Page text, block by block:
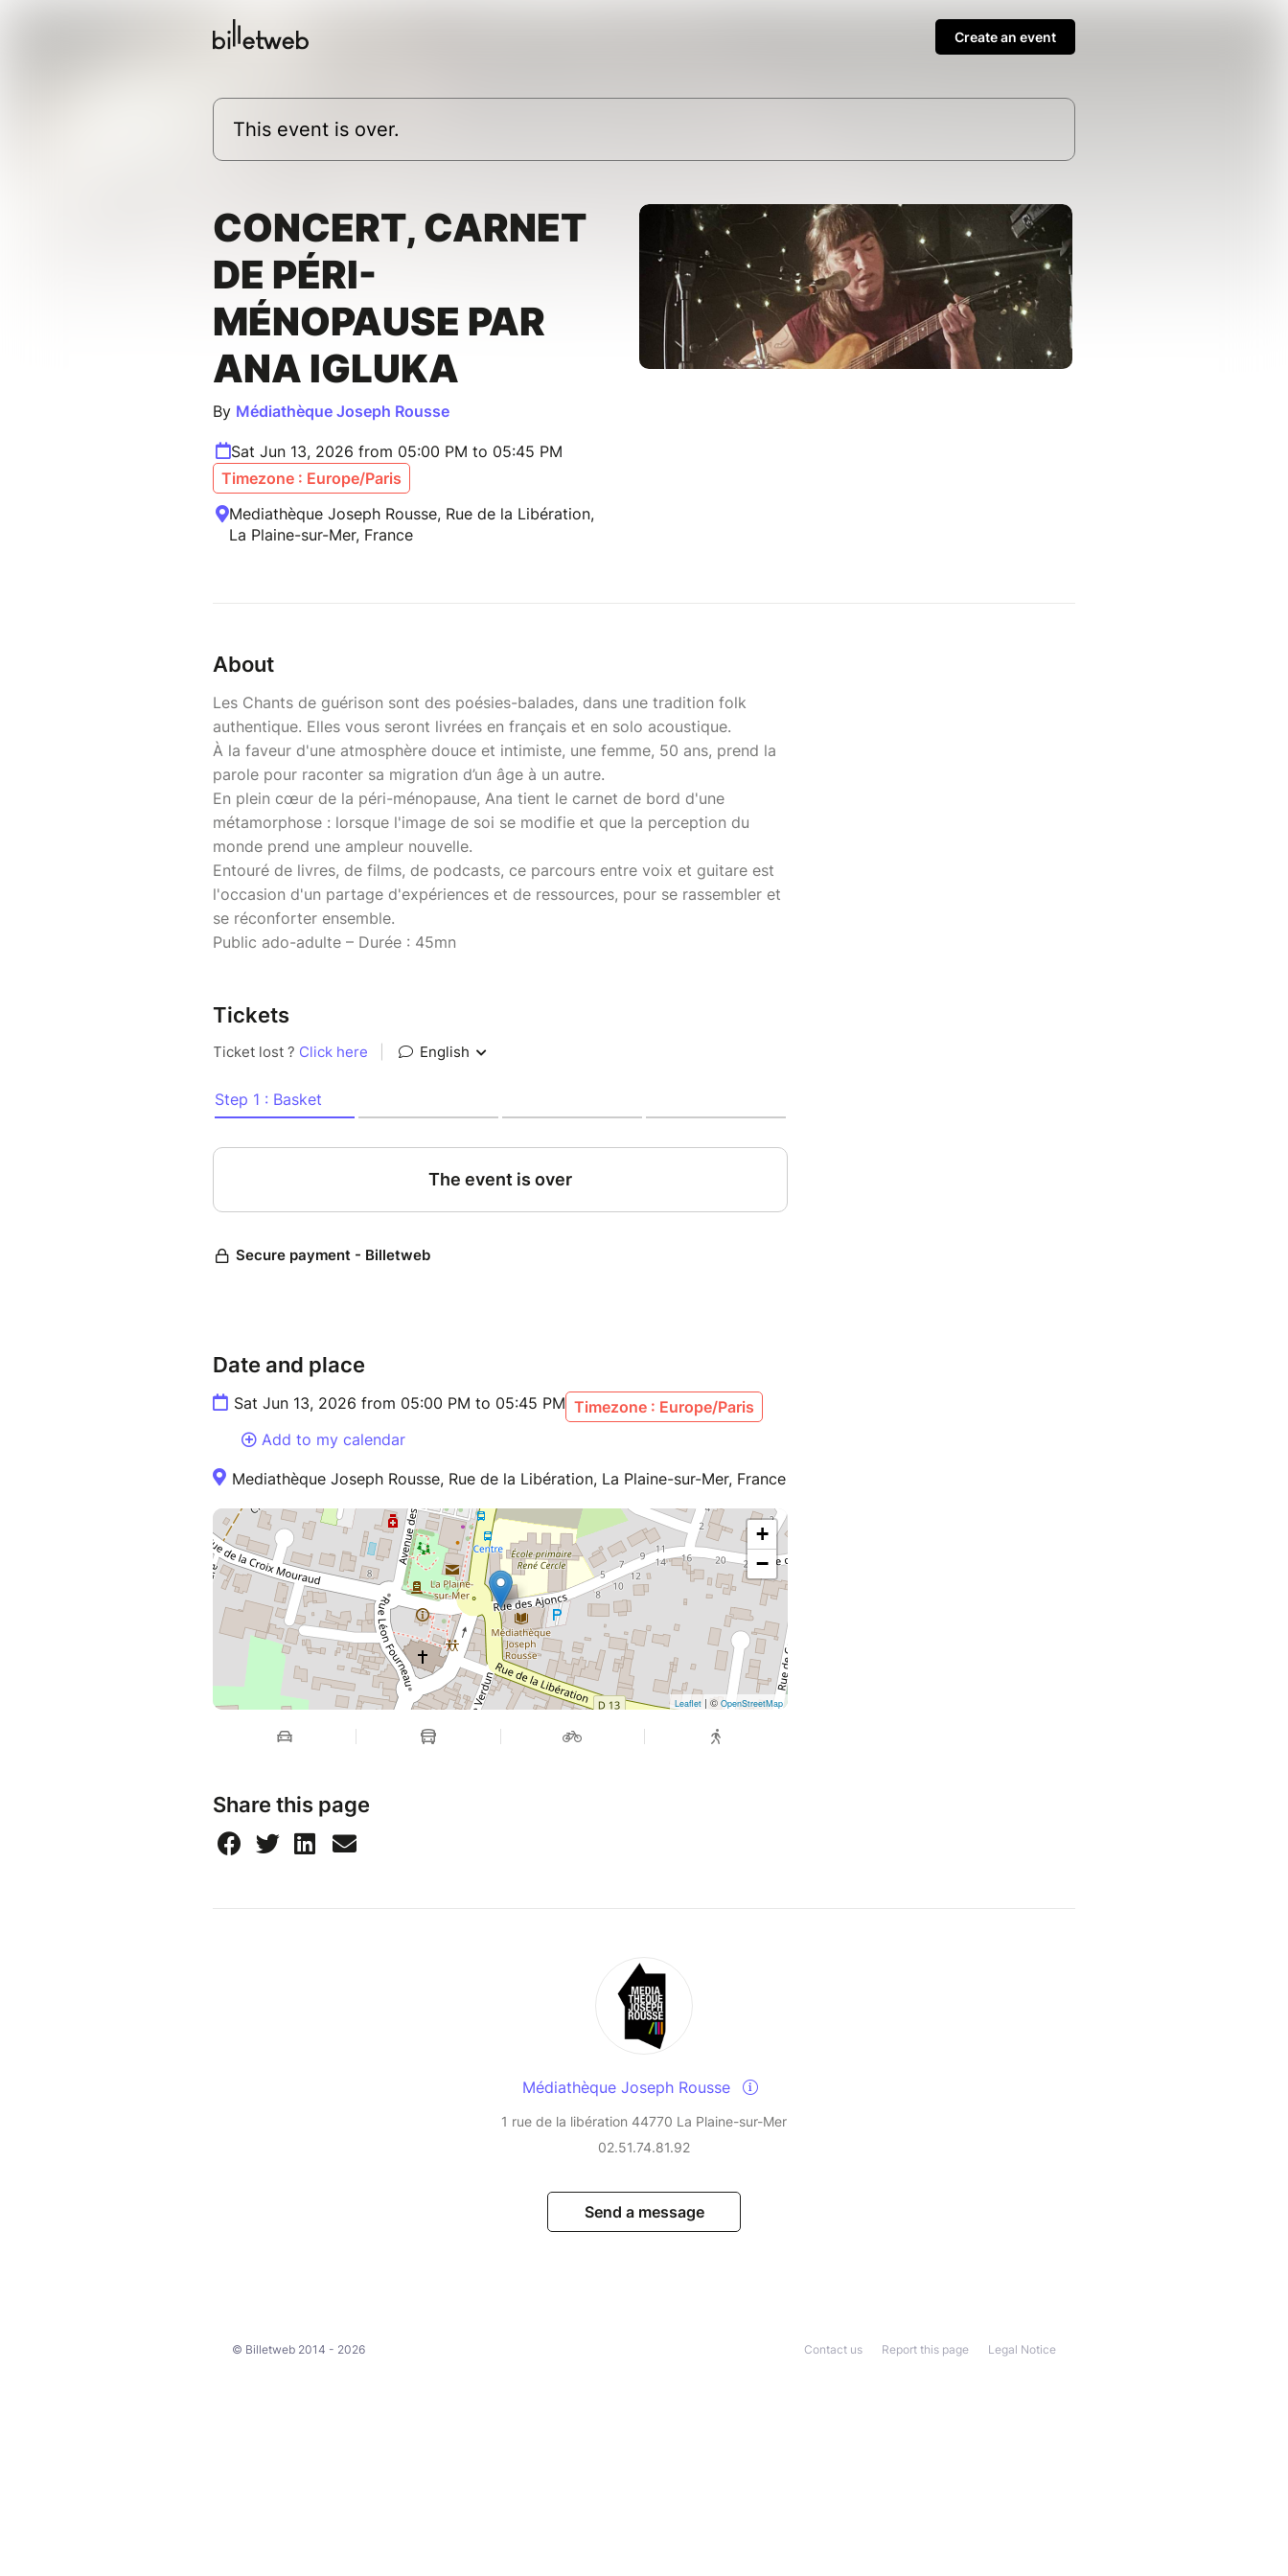
Create an event
This event is over.
CONCERT, CARNET
DE PÉRI-
MÉNOPAUSE PAR
ANA IGLUKA
By Médiathèque Joseph Rousse
Sat Jun 13, 2026 from 05:00 PM to 05:45 PM
Timezone : Europe/Paris
Mediathèque Joseph Rousse, Rue de la Libération,
La Plaine-sur-Mer, France
About
Les Chants de guérison sont des poésies-balades, dans une tradition folk
authentique. Elles vous seront livrées en français et en solo acoustique.
À la faveur d'une atmosphère douce et intimiste, une femme, 50 ans, prend la
parole pour raconter sa migration d’un âge à un autre.
En plein cœur de la péri-ménopause, Ana tient le carnet de bord d'une
métamorphose : lorsque l'image de soi se modifie et que la perception du
monde prend une ampleur nouvelle.
Entouré de livres, de films, de podcasts, ce parcours entre voix et guitare est
l'occasion d'un partage d'expériences et de ressources, pour se rassembler et
se réconforter ensemble.
Public ado-adulte – Durée : 45mn
Tickets
Date and place
Sat Jun 13, 2026 from 05:00 PM to 05:45 PM Timezone : Europe/Paris
Add to my calendar
Mediathèque Joseph Rousse, Rue de la Libération, La Plaine-sur-Mer, France
+
−
Leaflet | © OpenStreetMap
Share this page
Médiathèque Joseph Rousse
1 rue de la libération 44770 La Plaine-sur-Mer
02.51.74.81.92
Send a message
© Billetweb 2014 - 2026 Legal Notice
Report this page
Contact us